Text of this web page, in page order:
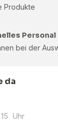
Produkte
Personal
bei der
da
Uhr